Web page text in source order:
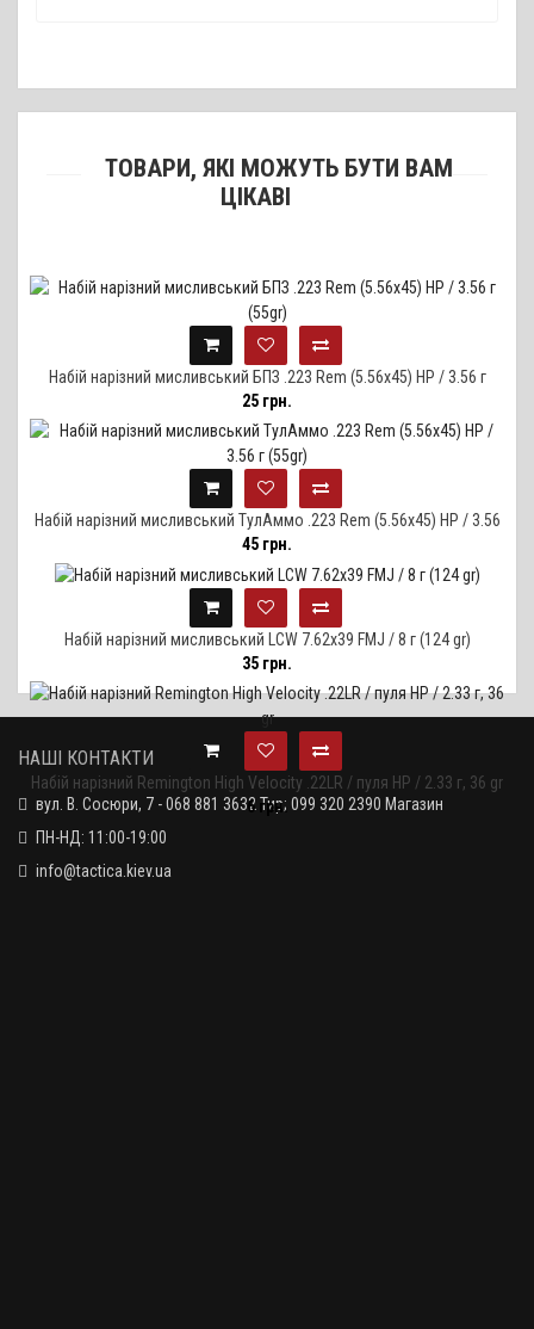
ТОВАРИ, ЯКІ МОЖУТЬ БУТИ ВАМ
ЦІКАВІ
Набій нарізний мисливський БПЗ .223 Rem (5.56х45) HP / 3.56 г
(55gr)
25 грн.
Набій нарізний мисливський ТулАммо .223 Rem (5.56х45) HP / 3.56
г (55gr)
45 грн.
Набій нарізний мисливський LCW 7.62х39 FMJ / 8 г (124 gr)
35 грн.
Набій нарізний Remington High Velocity .22LR / пуля HP / 2.33 г, 36 gr
6 грн.
НАШІ КОНТАКТИ
вул. В. Сосюри, 7 - 068 881 3632 Тир; 099 320 2390 Магазин
ПН-НД: 11:00-19:00
info@tactica.kiev.ua